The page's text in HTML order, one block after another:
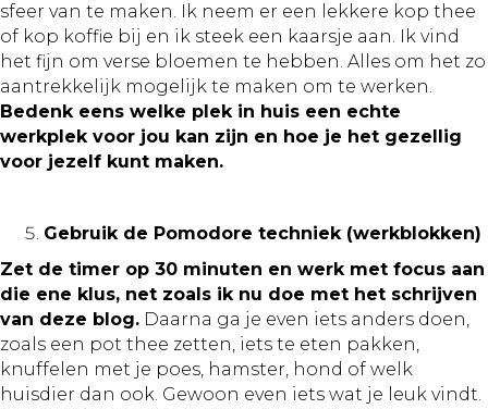
sfeer van te maken. Ik neem er een lekkere kop thee
of kop koffie bij en ik steek een kaarsje aan. Ik vind
het fijn om verse bloemen te hebben. Alles om het zo
aantrekkelijk mogelijk te maken om te werken.
Bedenk eens welke plek in huis een echte
werkplek voor jou kan zijn en hoe je het gezellig
voor jezelf kunt maken.
Gebruik de Pomodore techniek (werkblokken)
Zet de timer op 30 minuten en werk met focus aan
die ene klus, net zoals ik nu doe met het schrijven
van deze blog. Daarna ga je even iets anders doen,
zoals een pot thee zetten, iets te eten pakken,
knuffelen met je poes, hamster, hond of welk
huisdier dan ook. Gewoon even iets wat je leuk vindt.